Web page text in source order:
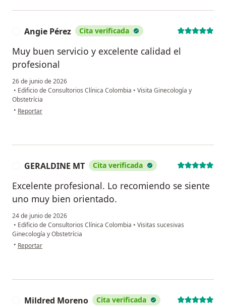
Angie Pérez Cita verificada
Muy buen servicio y excelente calidad el
profesional
26 de junio de 2026
• Edificio de Consultorios Clínica Colombia • Visita Ginecología y
Obstetrícia
• en opinión del usuario Angie Pérez
Reportar
GERALDINE MT Cita verificada
Excelente profesional. Lo recomiendo se siente
uno muy bien orientado.
24 de junio de 2026
• Edificio de Consultorios Clínica Colombia • Visitas sucesivas
Ginecología y Obstetrícia
• en opinión del usuario GERALDINE MT
Reportar
Mildred Moreno Cita verificada